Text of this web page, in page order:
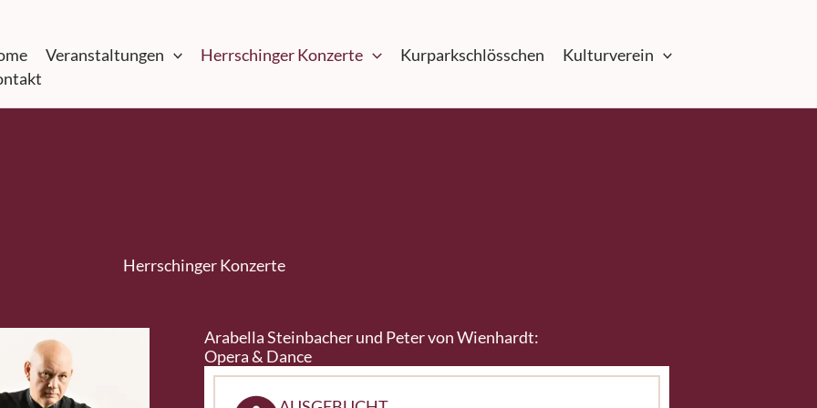
Veranstaltungen Herrschinger Konzerte Kurparkschlösschen
Kulturverein
Herrschinger Konzerte
Arabella Steinbacher und Peter von Wienhardt:
Opera & Dance